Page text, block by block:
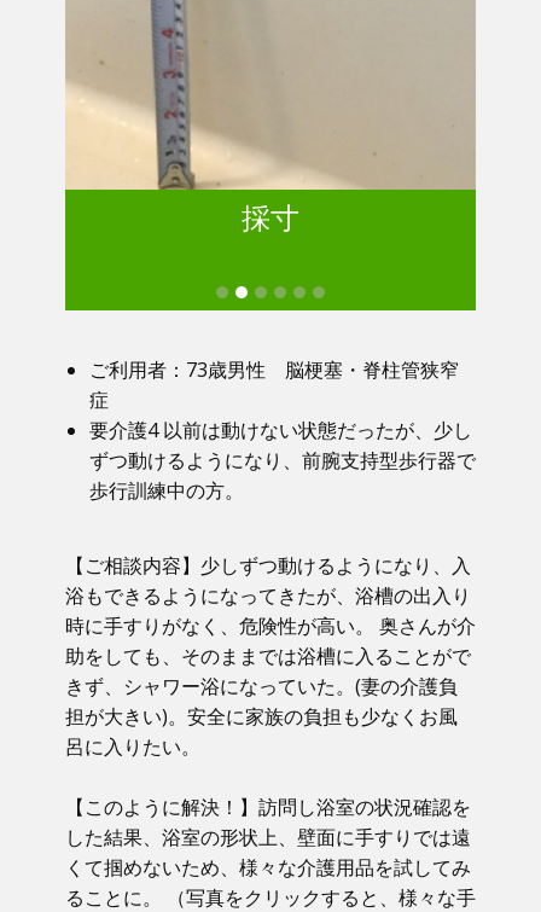
採寸
ご利用者：73歳男性 脳梗塞・脊柱管狭窄
症
要介護4 以前は動けない状態だったが、少し
ずつ動けるようになり、前腕支持型歩行器で
歩行訓練中の方。
【ご相談内容】少しずつ動けるようになり、入
浴もできるようになってきたが、浴槽の出入り
時に手すりがなく、危険性が高い。 奥さんが介
助をしても、そのままでは浴槽に入ることがで
きず、シャワー浴になっていた。(妻の介護負
担が大きい)。安全に家族の負担も少なくお風
呂に入りたい。
【このように解決！】訪問し浴室の状況確認を
した結果、浴室の形状上、壁面に手すりでは遠
くて掴めないため、様々な介護用品を試してみ
ることに。 （写真をクリックすると、様々な手